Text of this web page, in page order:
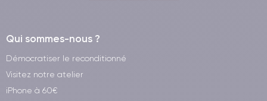
Qui sommes-nous ?
Démocratiser le reconditionné
Visitez notre atelier
iPhone à 60€